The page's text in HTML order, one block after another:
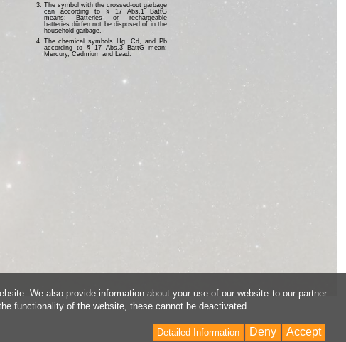
The symbol with the crossed-out garbage
can according to § 17 Abs.1 BattG
means: Batteries or rechargeable
batteries dürfen not be disposed of in the
household garbage.
The chemical symbols Hg, Cd, and Pb
according to § 17 Abs.3 BattG mean:
Mercury, Cadmium and Lead.
We also provide information about your use of our website to our partner
functionality of the website, these cannot be deactivated.
Accept
Deny
Detailed Information